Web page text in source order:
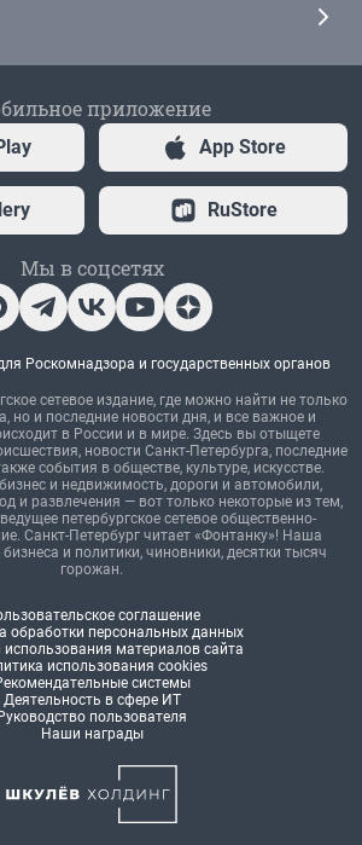
приложение
App Store
RuStore
Мы в соцсетях
Роскомнадзора и государственных органов
сетевое издание, где можно найти не только
но и последние новости дня, и все важное и
в России и в мире. Здесь вы отыщете
новости Санкт-Петербурга, последние
события в обществе, культуре, искусстве.
и недвижимость, дороги и автомобили,
и развлечения — вот только некоторые из тем,
петербургское сетевое общественно-
Санкт-Петербург читает «Фонтанку»! Наша
и политики, чиновники, десятки тысяч
горожан.
соглашение
обработки персональных данных
использования материалов сайта
использования cookies
системы
Деятельность в сфере ИТ
Руководство пользователя
Наши награды